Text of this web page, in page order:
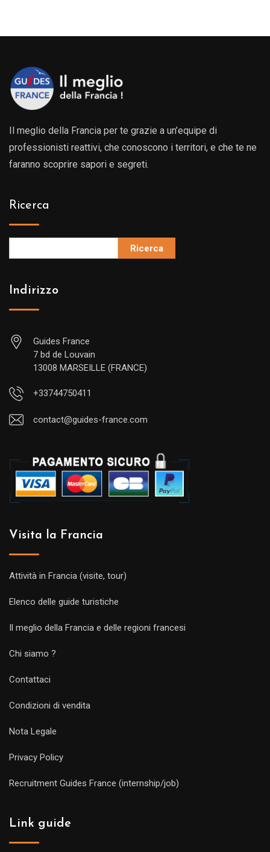
Il meglio della Francia per te grazie a un’equipe di
professionisti reattivi, che conoscono i territori, e che te ne
faranno scoprire sapori e segreti.
Ricerca
Ricerca
Indirizzo
Guides France
7 bd de Louvain
13008 MARSEILLE (FRANCE)
+33744750411
contact@guides-france.com
Visita la Francia
Attività in Francia (visite, tour)
Elenco delle guide turistiche
Il meglio della Francia e delle regioni francesi
Chi siamo ?
Contattaci
Condizioni di vendita
Nota Legale
Privacy Policy
Recruitment Guides France (internship/job)
Link guide